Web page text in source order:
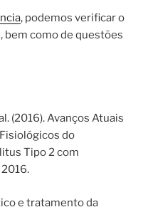
, podemos verificar o
bem como de questões
(2016). Avanços Atuais
do
Tipo 2 com
e tratamento da